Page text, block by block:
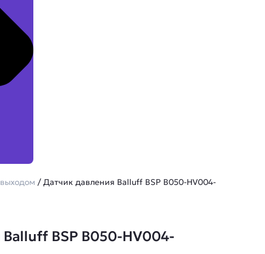
/ Датчик давления Balluff BSP B050-HV004-
BSP B050-HV004-